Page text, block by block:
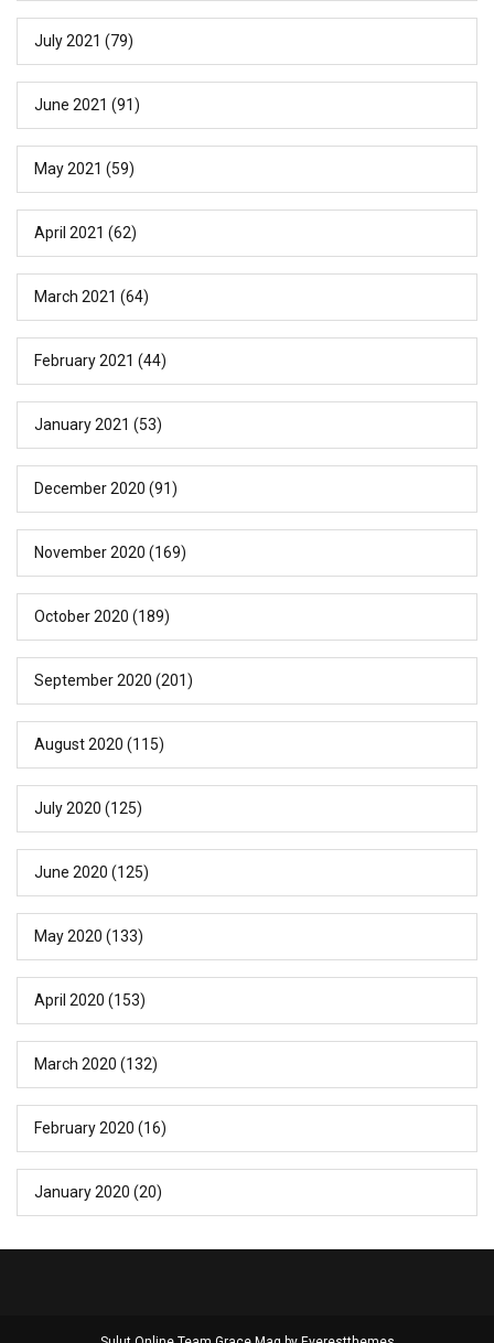
July 2021 (79)
June 2021 (91)
May 2021 (59)
April 2021 (62)
March 2021 (64)
February 2021 (44)
January 2021 (53)
December 2020 (91)
November 2020 (169)
October 2020 (189)
September 2020 (201)
August 2020 (115)
July 2020 (125)
June 2020 (125)
May 2020 (133)
April 2020 (153)
March 2020 (132)
February 2020 (16)
January 2020 (20)